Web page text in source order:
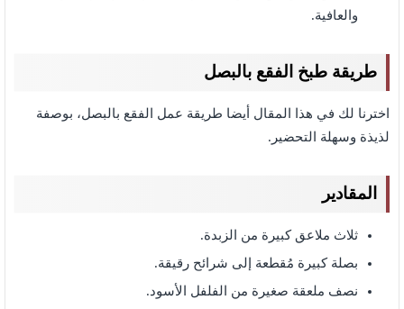
والعافية.
طريقة طبخ الفقع بالبصل
اخترنا لك في هذا المقال أيضا طريقة عمل الفقع بالبصل، بوصفة
لذيذة وسهلة التحضير.
المقادير
ثلاث ملاعق كبيرة من الزبدة.
بصلة كبيرة مُقطعة إلى شرائح رقيقة.
نصف ملعقة صغيرة من الفلفل الأسود.